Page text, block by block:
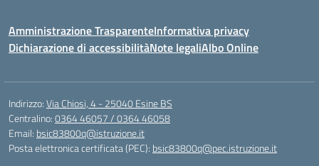
Amministrazione TrasparenteInformativa privacy
Dichiarazione di accessibilitàNote legaliAlbo Online
Indirizzo:Via Chiosi, 4 - 25040 Esine BS
Centralino:0364 46057 / 0364 46058
Email: bsic83800q@istruzione.it
Posta elettronica certificata (PEC): bsic83800q@pec.istruzione.it